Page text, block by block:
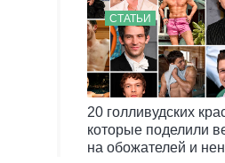
СТАТЬИ
20 голливудских
которые поделили
на обожателей и